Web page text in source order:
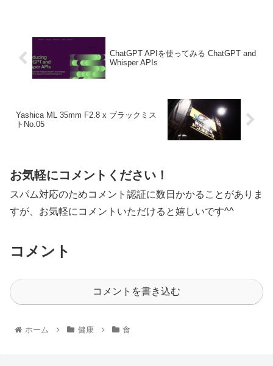
ChatGPT APIを使ってみる ChatGPT and
Whisper APIs
Yashica ML 35mm F2.8 x ブラックミス
トNo.05
お気軽にコメントください！
スパム対応のためコメント認証に数日かかることがありま
すが、お気軽にコメントいただけると嬉しいです^^
コメント
コメントを書き込む
ホーム 健康 食